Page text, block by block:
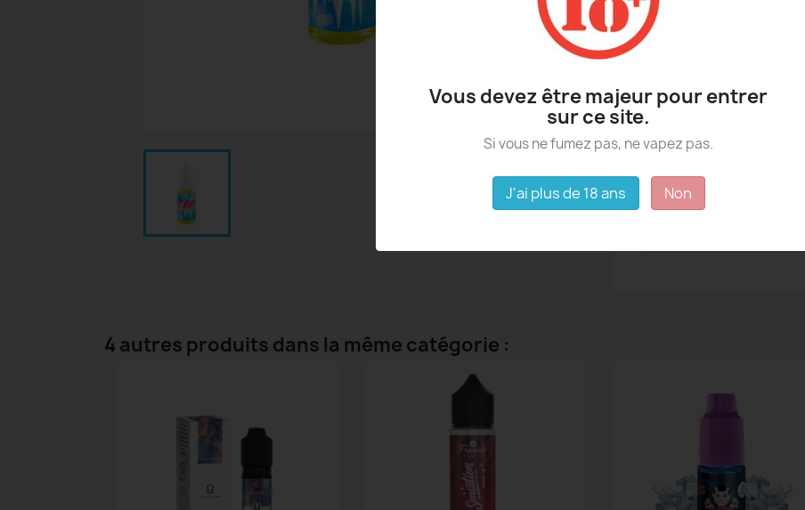
Fiche technique
PG/VG
Contenance
4 autres produits dans la même catégorie :
Vous devez être majeur pour entrer
sur ce site.
Si vous ne fumez pas, ne vapez pas.
J'ai plus de 18 ans Non